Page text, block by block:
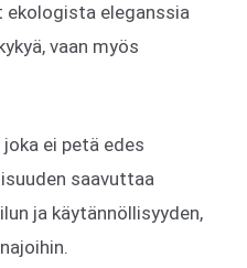
ekologista eleganssia
vaan myös
ei petä edes
saavuttaa
ja käytännöllisyyden,